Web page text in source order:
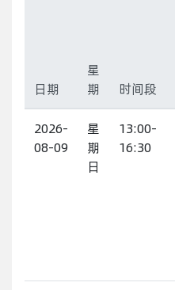
日期
星
期
时间段
2026-
08-09
星
期
日
13:00-
16:30